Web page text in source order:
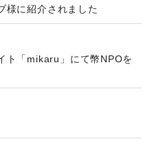
様に紹介されました
ト「mikaru」にて幣NPOを